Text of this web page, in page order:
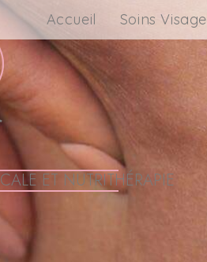
Accueil Soins Visage
ET NUTRITHÉRAPIE